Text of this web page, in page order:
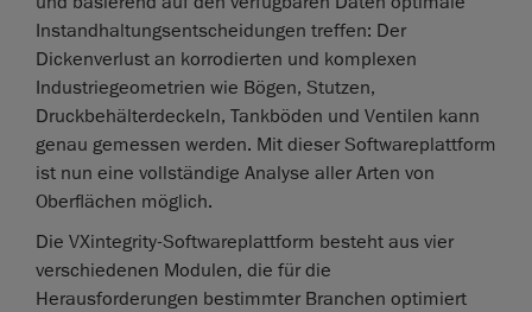
Instandhaltungsentscheidungen treffen: Der
Dickenverlust an korrodierten und komplexen
Industriegeometrien wie Bögen, Stutzen,
Druckbehälterdeckeln, Tankböden und Ventilen kann
genau gemessen werden. Mit dieser Softwareplattform
ist nun eine vollständige Analyse aller Arten von
Oberflächen möglich.
Die VXintegrity-Softwareplattform besteht aus vier
verschiedenen Modulen, die für die
Herausforderungen bestimmter Branchen optimiert